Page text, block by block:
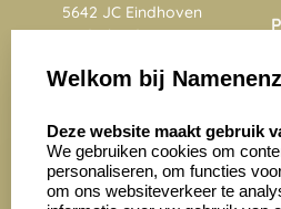
5642 JC Eindhoven
Nederland
4028 beoordelingen
Zakelijk:
Welkom bij
Deze website maakt gebruik
We gebruiken cookies om
personaliseren, om functies
om ons websiteverkeer te